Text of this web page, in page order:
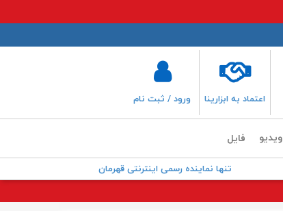
اعتماد به ابزارینا ورود / ثبت نام
ویدیو فایل
تنها نماینده رسمی اینترنتی قهرمان